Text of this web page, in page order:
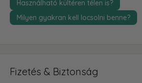
Használható kültéren télen is?
Milyen gyakran kell locsolni benne?
Fizetés & Biztonság